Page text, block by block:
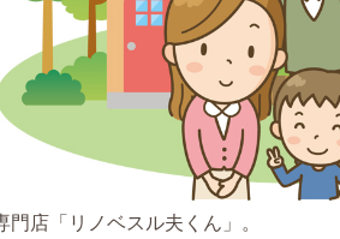
店「リノベスル夫くん」。